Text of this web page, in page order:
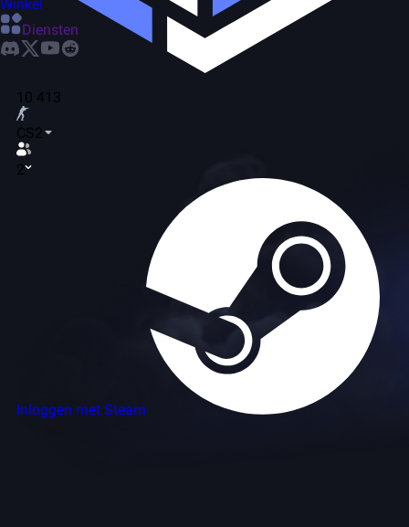
10 413
CS2
2
Inloggen met Steam
Winkel
Diensten